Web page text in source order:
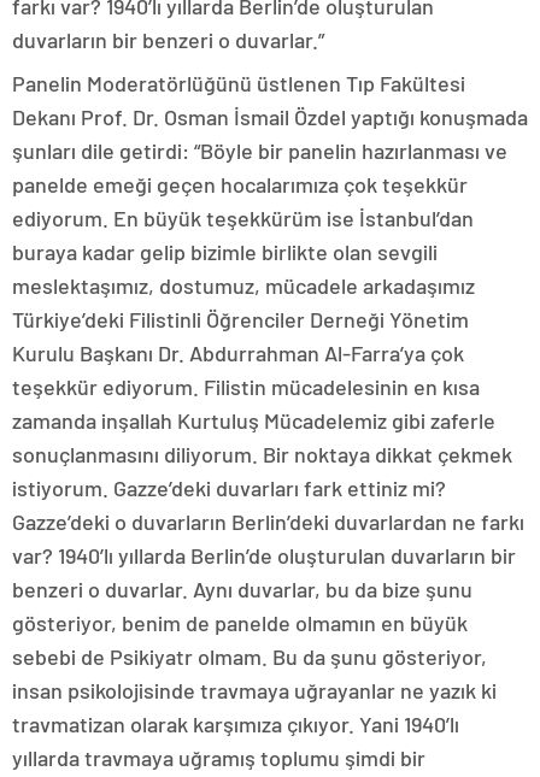
farkı var? 1940’lı yıllarda Berlin’de oluşturulan
duvarların bir benzeri o duvarlar.”
Panelin Moderatörlüğünü üstlenen Tıp Fakültesi
Dekanı Prof. Dr. Osman İsmail Özdel yaptığı konuşmada
şunları dile getirdi: “Böyle bir panelin hazırlanması ve
panelde emeği geçen hocalarımıza çok teşekkür
ediyorum. En büyük teşekkürüm ise İstanbul’dan
buraya kadar gelip bizimle birlikte olan sevgili
meslektaşımız, dostumuz, mücadele arkadaşımız
Türkiye’deki Filistinli Öğrenciler Derneği Yönetim
Kurulu Başkanı Dr. Abdurrahman Al-Farra’ya çok
teşekkür ediyorum. Filistin mücadelesinin en kısa
zamanda inşallah Kurtuluş Mücadelemiz gibi zaferle
sonuçlanmasını diliyorum. Bir noktaya dikkat çekmek
istiyorum. Gazze’deki duvarları fark ettiniz mi?
Gazze’deki o duvarların Berlin’deki duvarlardan ne farkı
var? 1940’lı yıllarda Berlin’de oluşturulan duvarların bir
benzeri o duvarlar. Aynı duvarlar, bu da bize şunu
gösteriyor, benim de panelde olmamın en büyük
sebebi de Psikiyatr olmam. Bu da şunu gösteriyor,
insan psikolojisinde travmaya uğrayanlar ne yazık ki
travmatizan olarak karşımıza çıkıyor. Yani 1940’lı
yıllarda travmaya uğramış toplumu şimdi bir